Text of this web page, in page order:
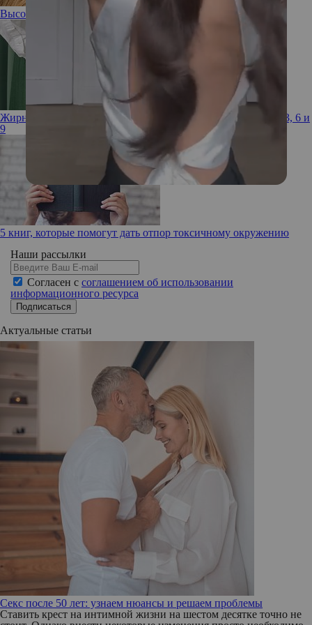
Высокая проба: 3 весенних образа от Елены Кулецкой
Жирные кислоты: как получить необходимый запас Омега-3, 6 и
9
5 книг, которые помогут дать отпор токсичному окружению
Наши рассылки
Согласен с соглашением об использовании
информационного ресурса
Подписаться
Актуальные статьи
Секс после 50 лет: узнаем нюансы и решаем проблемы
Ставить крест на интимной жизни на шестом десятке точно не